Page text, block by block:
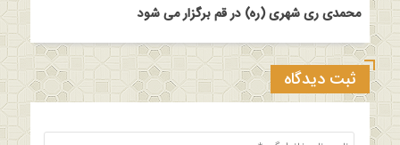
محمدی ری شهری (ره) در قم برگزار می شود
ثبت دیدگاه